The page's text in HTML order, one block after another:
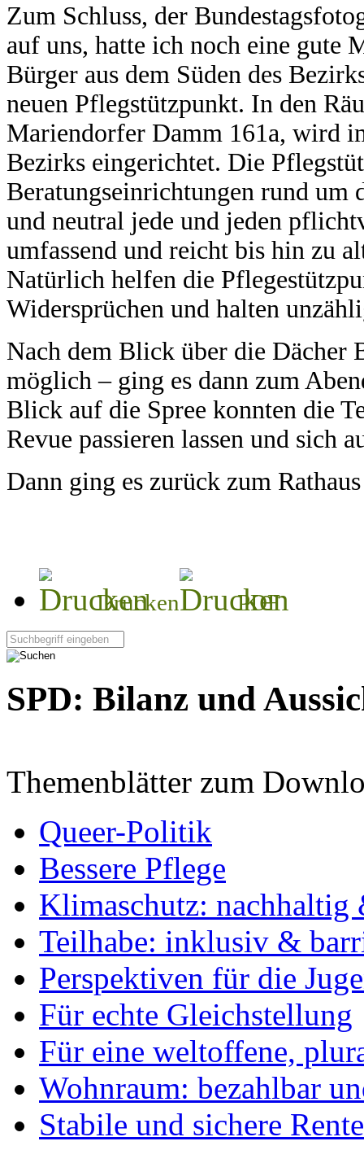
Zum Schluss, der
auf uns, hatte ich noch eine
Bürger aus dem Süden des
neuen Pflegstützpunkt. In den
Mariendorfer Damm 161a, wird
Bezirks eingerichtet. Die
Beratungseinrichtungen rund um
und neutral jede und jeden
umfassend und reicht bis hin zu
Natürlich helfen die
Widersprüchen und halten
Nach dem Blick über die Dächer
möglich – ging es dann zum
Blick auf die Spree konnten die
Revue passieren lassen und sich
Dann ging es zurück zum
Drucken PDF
Seite durchsuchen:
SPD: Bilanz und
Themenblätter zum
Queer-Politik
Bessere Pflege
Klimaschutz: nachhaltig
Teilhabe: inklusiv &
Perspektiven für die
Für echte Gleichstellung
Für eine weltoffene,
Wohnraum: bezahlbar
Stabile und sichere